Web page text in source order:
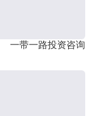
一带一路投资咨询